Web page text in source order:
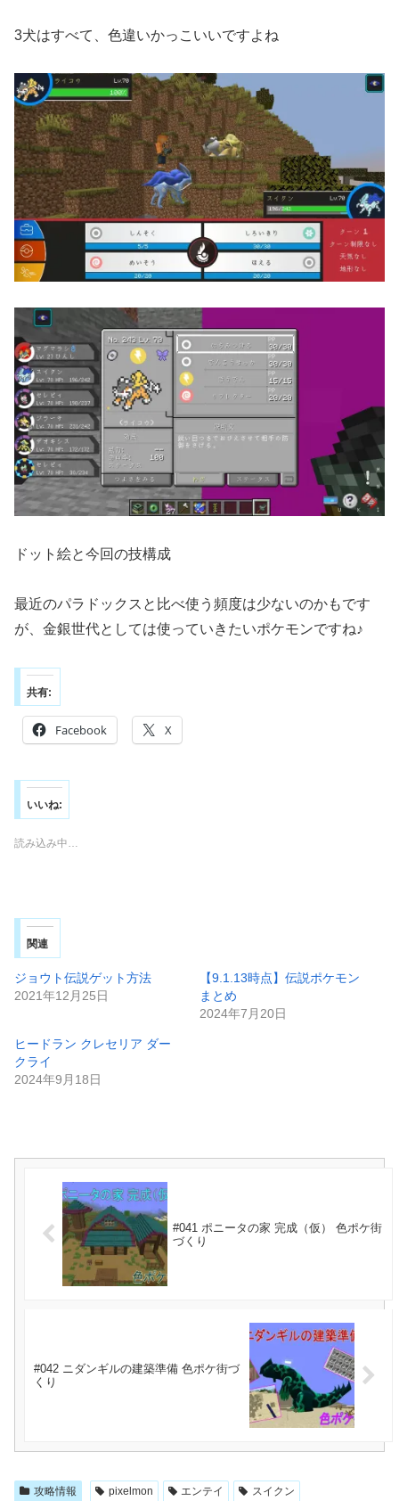
3犬はすべて、色違いかっこいいですよね
ドット絵と今回の技構成
最近のパラドックスと比べ使う頻度は少ないのかもです
が、金銀世代としては使っていきたいポケモンですね♪
共有:
Facebook X
いいね:
読み込み中…
関連
ジョウト伝説ゲット方法
2021年12月25日
【9.1.13時点】伝説ポケモン
まとめ
2024年7月20日
ヒードラン クレセリア ダー
クライ
2024年9月18日
#041 ポニータの家 完成（仮） 色ポケ街
づくり
#042 ニダンギルの建築準備 色ポケ街づ
くり
攻略情報 pixelmon エンテイ
スイクン